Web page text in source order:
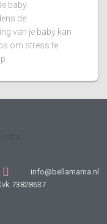
baby.
de
van je baby kan
om stress te
info@bellamama.nl
73828637